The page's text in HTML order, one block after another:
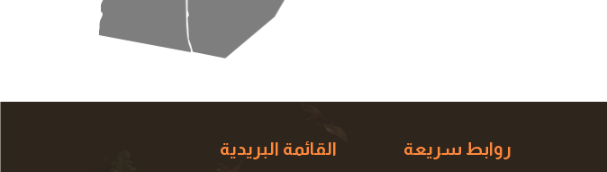
روابط سريعة القائمة البريدية